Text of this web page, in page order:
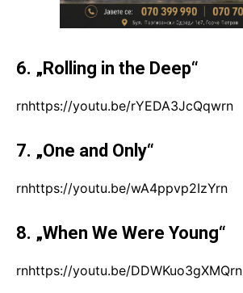
6. „Rolling in the Deep“
rnhttps://youtu.be/rYEDA3JcQqwrn
7. „One and Only“
rnhttps://youtu.be/wA4ppvp2IzYrn
8. „When We Were Young“
rnhttps://youtu.be/DDWKuo3gXMQrn